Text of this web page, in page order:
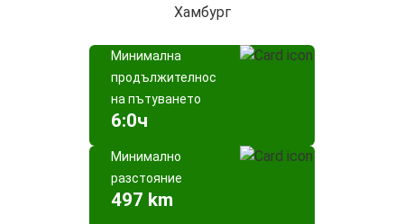
Хамбург
Минимална
продължителност
на пътуването
6:0ч
Минимално
разстояние
497 km